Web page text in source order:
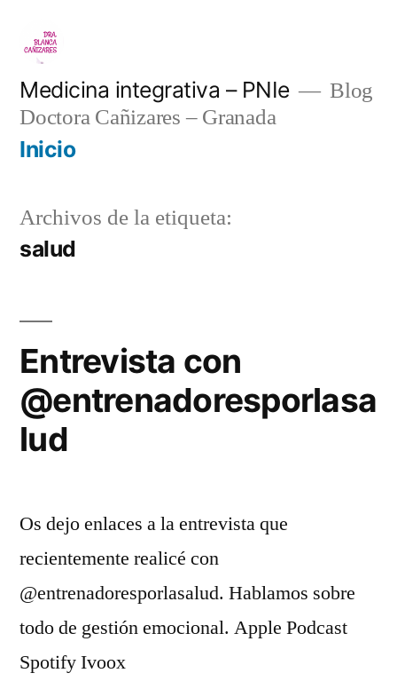
contenido
Medicina integrativa – PNIe
Blog
Doctora Cañizares – Granada
Inicio
Archivos de la etiqueta:
salud
Entrevista con
@entrenadoresporlasa
lud
Os dejo enlaces a la entrevista que
recientemente realicé con
@entrenadoresporlasalud. Hablamos sobre
todo de gestión emocional. Apple Podcast
Spotify Ivoox